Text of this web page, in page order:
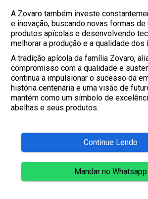
A Zovaro também investe
e inovação, buscando novas formas
produtos apícolas e desenvolvendo
melhorar a produção e a qualidade
A tradição apícola da família Zovaro,
compromisso com a qualidade e
continua a impulsionar o sucesso da
história centenária e uma visão de
mantém como um símbolo de
abelhas e seus produtos.
Continue Lendo
Mandar no Whatsapp